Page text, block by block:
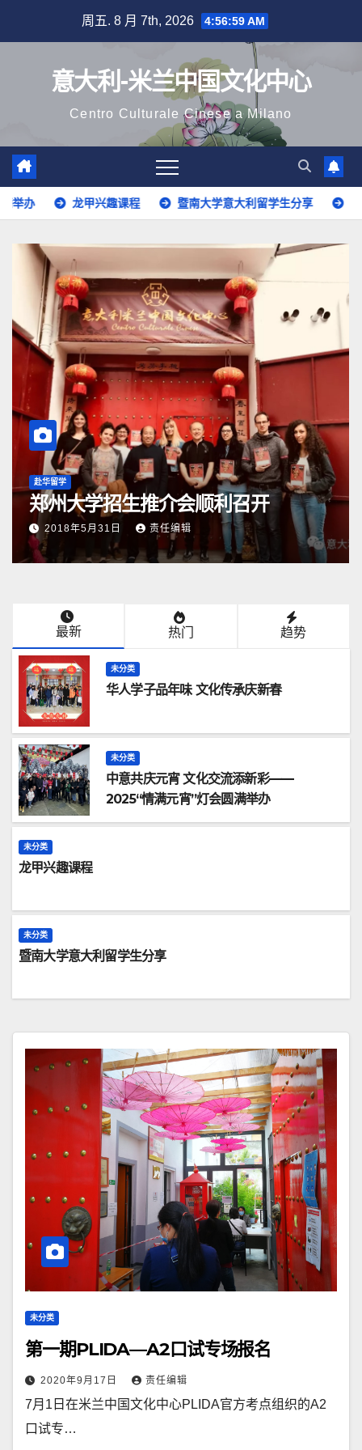
周五. 8 月 7th, 2026 4:57:01 AM
意大利-米兰中国文化中心
Centro Culturale Cinese a Milano
程 暨南大学意大利留学生分享 意大利语开班啦！
赴华留学
郑州大学招生推介会顺利召开
2018年5月31日 责任编辑
最新 热门 趋势
未分类
华人学子品年味 文化传承庆新春
未分类
中意共庆元宵 文化交流添新彩——
2025“情满元宵”灯会圆满举办
未分类
龙甲兴趣课程
未分类
暨南大学意大利留学生分享
未分类
第一期PLIDA—A2口试专场报名
2020年9月17日 责任编辑
7月1日在米兰中国文化中心PLIDA官方考点组织的A2
口试专…